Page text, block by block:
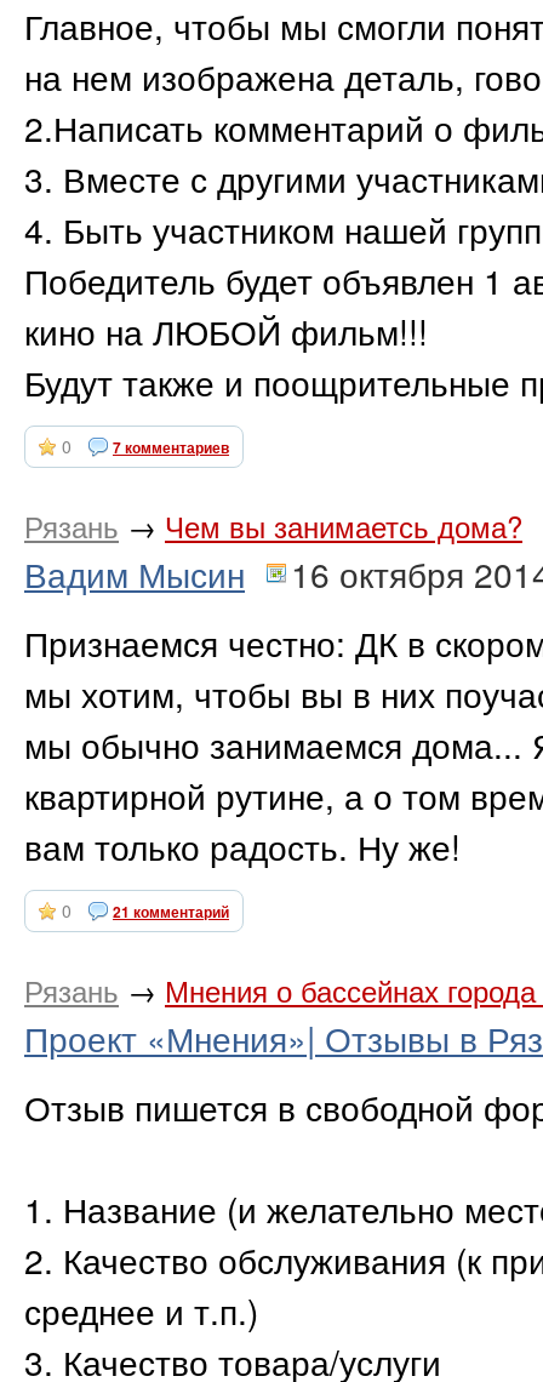
Главное, чтобы мы смогли
на нем изображена деталь,
2.Написать комментарий о
3. Вместе с другими
4. Быть участником нашей
Победитель будет объявлен 1
кино на ЛЮБОЙ фильм!!!
Будут также и поощрительные
0 7 комментариев
Рязань → Чем вы занимаетсь дома?
Вадим Мысин
16 октября
Признаемся честно: ДК в
мы хотим, чтобы вы в них
мы обычно занимаемся дома...
квартирной рутине, а о том
вам только радость. Ну же!
0 21 комментарий
Рязань → Мнения о бассейнах
Проект «Мнения»| Отзывы в
Отзыв пишется в свободной
1. Название (и желательно
2. Качество обслуживания (к
среднее и т.п.)
3. Качество товара/услуги